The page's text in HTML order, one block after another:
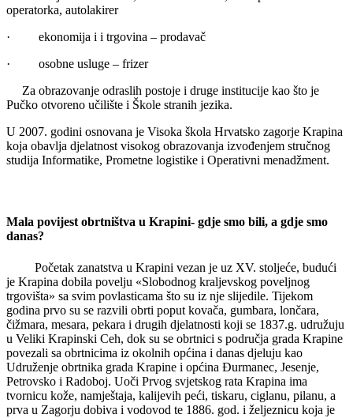
operatorka, autolakirer
· ekonomija i i trgovina – prodavač
· osobne usluge – frizer
Za obrazovanje odraslih postoje i druge institucije kao što je
Pučko otvoreno učilište i Škole stranih jezika.
U 2007. godini osnovana je Visoka škola Hrvatsko zagorje Krapina
koja obavlja djelatnost visokog obrazovanja izvođenjem stručnog
studija Informatike, Prometne logistike i Operativni menadžment.
Mala povijest obrtništva u Krapini- gdje smo bili, a gdje smo
danas?
Početak zanatstva u Krapini vezan je uz XV. stoljeće, budući
je Krapina dobila povelju «Slobodnog kraljevskog poveljnog
trgovišta» sa svim povlasticama što su iz nje slijedile. Tijekom
godina prvo su se razvili obrti poput kovača, gumbara, lončara,
čižmara, mesara, pekara i drugih djelatnosti koji se 1837.g. udružuju
u Veliki Krapinski Ceh, dok su se obrtnici s područja grada Krapine
povezali sa obrtnicima iz okolnih općina i danas djeluju kao
Udruženje obrtnika grada Krapine i općina Đurmanec, Jesenje,
Petrovsko i Radoboj. Uoči Prvog svjetskog rata Krapina ima
tvornicu kože, namještaja, kalijevih peći, tiskaru, ciglanu, pilanu, a
prva u Zagorju dobiva i vodovod te 1886. god. i željeznicu koja je